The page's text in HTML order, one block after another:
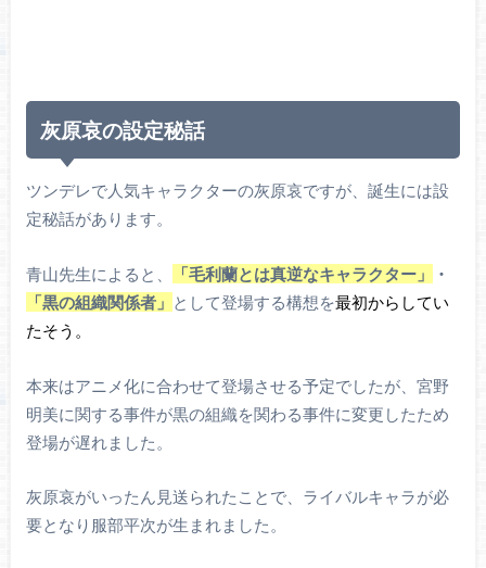
灰原哀の設定秘話
ツンデレで人気キャラクターの灰原哀ですが、誕生には設
定秘話があります。
青山先生によると、 「毛利蘭とは真逆なキャラクター」
・
「黒の組織関係者」 として登場する構想を最初からしてい
たそう。
本来はアニメ化に合わせて登場させる予定でしたが、宮野
明美に関する事件が黒の組織を関わる事件に変更したため
登場が遅れました。
灰原哀がいったん見送られたことで、ライバルキャラが必
要となり服部平次が生まれました。